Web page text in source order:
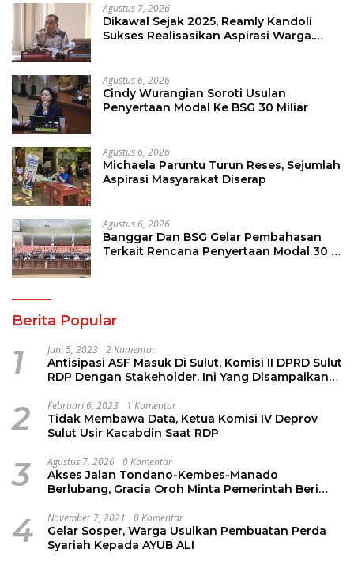
Agustus 7, 2026
Dikawal Sejak 2025, Reamly Kandoli
Sukses Realisasikan Aspirasi Warga.
Agustus 6, 2026
Cindy Wurangian Soroti Usulan
Penyertaan Modal Ke BSG 30 Miliar
Agustus 6, 2026
Michaela Paruntu Turun Reses, Sejumlah
Aspirasi Masyarakat Diserap
Agustus 6, 2026
Banggar Dan BSG Gelar Pembahasan
Terkait Rencana Penyertaan Modal 30 M
Berita Popular
1 Juni 5, 2023 2 Komentar
Antisipasi ASF Masuk Di Sulut, Komisi II DPRD Sulut
RDP Dengan Stakeholder. Ini Yang Disampaikan
2 Februari 6, 2023 1 Komentar
Tidak Membawa Data, Ketua Komisi IV Deprov
Sulut Usir Kacabdin Saat RDP
3 Agustus 7, 2026 0 Komentar
Akses Jalan Tondano-Kembes-Manado
Berlubang, Gracia Oroh Minta Pemerintah Beri
4 November 7, 2021 0 Komentar
Gelar Sosper, Warga Usulkan Pembuatan Perda
Syariah Kepada AYUB ALI